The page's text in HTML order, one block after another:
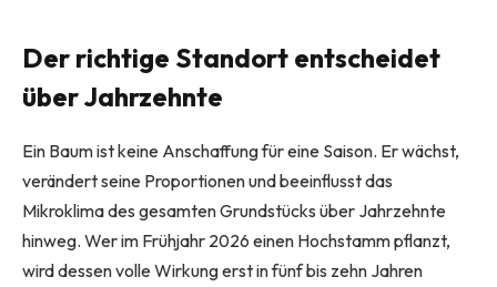
Der richtige Standort entscheidet
über Jahrzehnte
Ein Baum ist keine Anschaffung für eine Saison. Er wächst,
verändert seine Proportionen und beeinflusst das
Mikroklima des gesamten Grundstücks über Jahrzehnte
hinweg. Wer im Frühjahr 2026 einen Hochstamm pflanzt,
wird dessen volle Wirkung erst in fünf bis zehn Jahren